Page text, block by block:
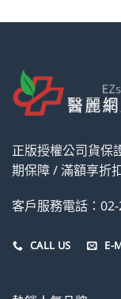
正版授權公司貨保
期保障 / 滿額享折
客戶服務電話：
CALL US E-